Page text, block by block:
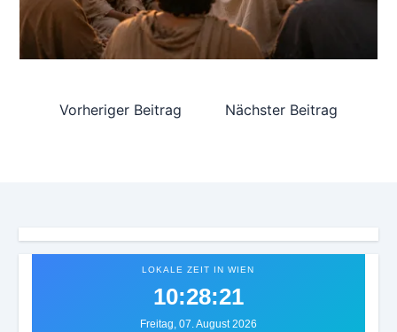
Vorheriger Beitrag Nächster Beitrag
LOKALE ZEIT IN WIEN
10:28:23
Freitag, 07. August 2026